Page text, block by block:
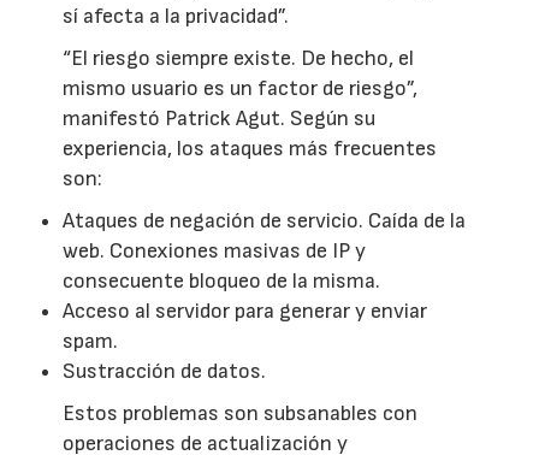
sí afecta a la privacidad”.
“El riesgo siempre existe. De hecho, el
mismo usuario es un factor de riesgo”,
manifestó Patrick Agut. Según su
experiencia, los ataques más frecuentes
son:
Ataques de negación de servicio. Caída de la
web. Conexiones masivas de IP y
consecuente bloqueo de la misma.
Acceso al servidor para generar y enviar
spam.
Sustracción de datos.
Estos problemas son subsanables con
operaciones de actualización y